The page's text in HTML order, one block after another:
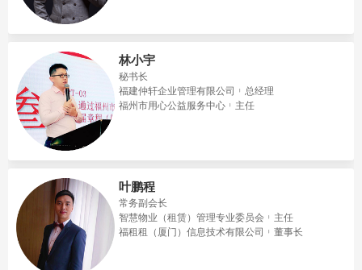
林小宇
秘书长
福建仲轩企业管理有限公司
总经理
福州市用心公益服务中心
主任
叶鹏程
常务副会长
智慧物业（租赁）管理专业委员会
主任
福租租（厦门）信息技术有限公司
董事长